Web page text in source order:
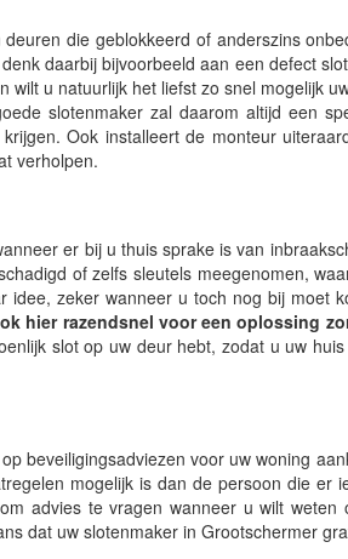
die geblokkeerd of anderszins
daarbij bijvoorbeeld aan een defect
wilt u natuurlijk het liefst zo snel mogelijk
slotenmaker zal daarom altijd een
Ook installeert de monteur
verholpen.
er bij u thuis sprake is van
of zelfs sleutels meegenomen,
idee, zeker wanneer u toch nog bij moet
hier razendsnel voor een oplossing
slot op uw deur hebt, zodat u uw
beveiligingsadviezen voor uw woning
mogelijk is dan de persoon die er
advies te vragen wanneer u wilt weten
dat uw slotenmaker in Grootschermer